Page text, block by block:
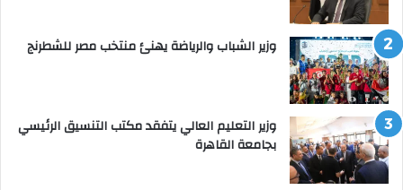
وزير الشباب والرياضة يهنئ منتخب مصر للشطرنج
وزير التعليم العالي يتفقد مكتب التنسيق الرئيسي
بجامعة القاهرة